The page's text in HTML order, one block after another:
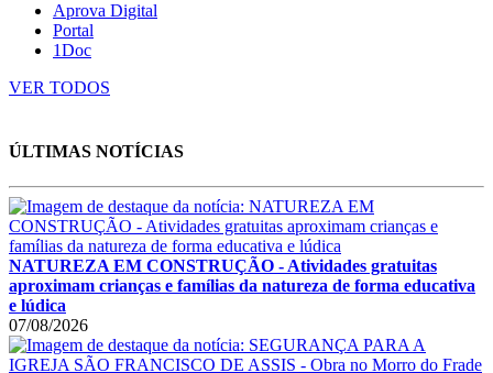
Aprova Digital
Portal
1Doc
VER TODOS
ÚLTIMAS NOTÍCIAS
NATUREZA EM CONSTRUÇÃO - Atividades gratuitas
aproximam crianças e famílias da natureza de forma educativa
e lúdica
07/08/2026